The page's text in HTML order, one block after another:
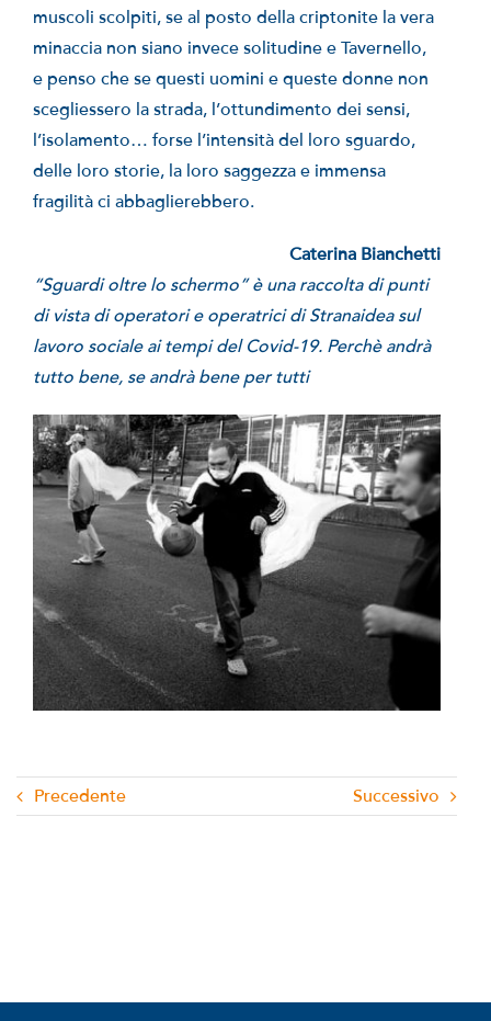
muscoli scolpiti, se al posto della criptonite la vera
minaccia non siano invece solitudine e Tavernello,
e penso che se questi uomini e queste donne non
scegliessero la strada, l’ottundimento dei sensi,
l’isolamento… forse l’intensità del loro sguardo,
delle loro storie, la loro saggezza e immensa
fragilità ci abbaglierebbero.
Caterina Bianchetti
“Sguardi oltre lo schermo” è una raccolta di punti
di vista di operatori e operatrici di Stranaidea sul
lavoro sociale ai tempi del Covid-19. Perchè andrà
tutto bene, se andrà bene per tutti
Precedente Successivo